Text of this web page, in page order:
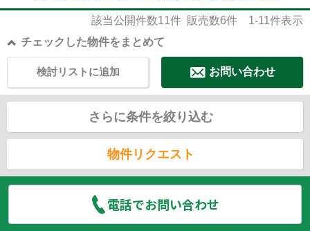
該当公開件数11件 販売数6件 1-11件表示
チェックした物件をまとめて
お問い合わせ
検討リストに追加
さらに条件を絞り込む
物件リクエスト
電話でお問い合わせ